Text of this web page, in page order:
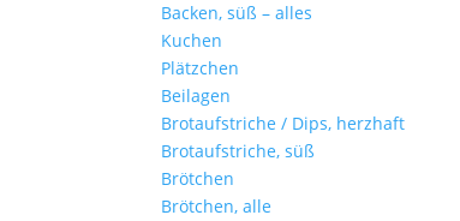
Backen, süß – alles
Kuchen
Plätzchen
Beilagen
Brotaufstriche / Dips, herzhaft
Brotaufstriche, süß
Brötchen
Brötchen, alle